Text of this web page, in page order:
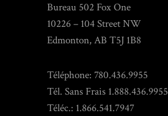
Bureau 502 Fox One
10226 – 104 Street NW
Edmonton, AB T5J 1B8
Téléphone: 780.436.9955
Tél. Sans Frais 1.888.436.9955
Téléc.: 1.866.541.7947